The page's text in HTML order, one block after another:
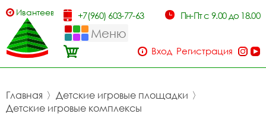
Ивантеевка +7(960) 603-77-63 Пн-Пт с 9.00 до 18.00
Меню
Вход Регистрация
Главная 〉 Детские игровые площадки 〉
Детские игровые комплексы